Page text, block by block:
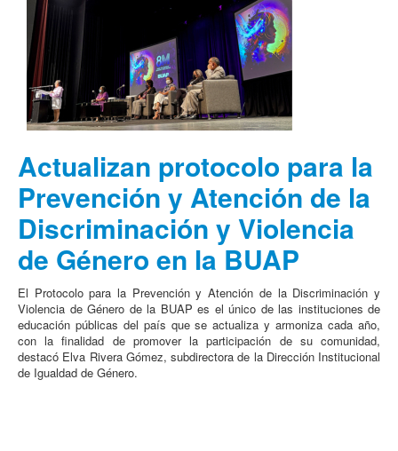
Actualizan protocolo para la
Prevención y Atención de la
Discriminación y Violencia
de Género en la BUAP
El Protocolo para la Prevención y Atención de la Discriminación y
Violencia de Género de la BUAP es el único de las instituciones de
educación públicas del país que se actualiza y armoniza cada año,
con la finalidad de promover la participación de su comunidad,
destacó Elva Rivera Gómez, subdirectora de la Dirección Institucional
de Igualdad de Género.